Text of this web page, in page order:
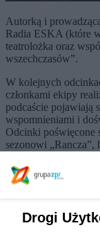
Autorką i
Radia ESKA (które
teatrolożka oraz
wszechczasów”.
W kolejnych
członkami ekipy
podcaście pojawiają
wspomnieniami i
Odcinki poświęcone
sezonowi
Podcastu słuchać
„Ranczo” to jeden
obyczajowo-
Drogi